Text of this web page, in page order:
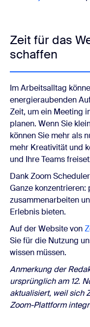
Zeit für das
schaffen
Im Arbeitsalltag
energieraubenden
Zeit, um ein Meeting
planen. Wenn Sie
können Sie mehr als
mehr Kreativität und
und Ihre Teams
Dank Zoom
Ganze
zusammenarbeiten
Erlebnis bieten.
Auf der Website von
Sie für die Nutzung
wissen müssen.
Anmerkung der
ursprünglich am 12.
aktualisiert, weil sich
Zoom-Plattform